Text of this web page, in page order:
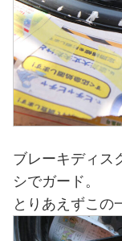
ブレーキディス
シでガード。
とりあえずこの